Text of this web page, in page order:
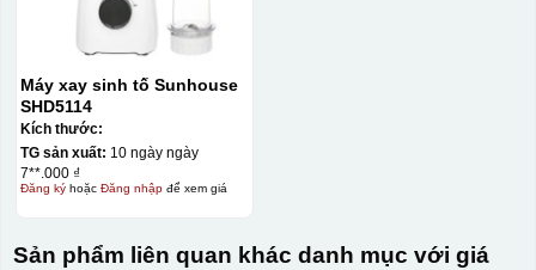
Máy xay sinh tố Sunhouse
SHD5114
Kích thước:
TG sản xuất: 10 ngày ngày
7**.000 ₫
Đăng kýhoặc Đăng nhậpđể xem giá
Sản phẩm liên quan khác danh mục với giá